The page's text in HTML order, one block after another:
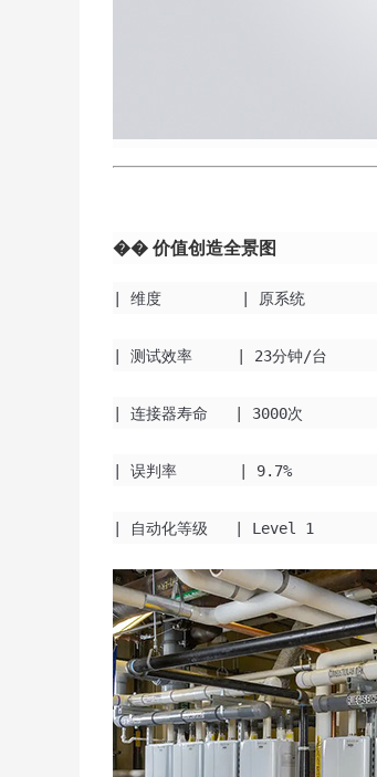
�� 价值创造全景图
| 维度 | 原系
| 测试效率 | 23分钟/
| 连接器寿命 | 3000
| 误判率 | 9.7% |
| 自动化等级 | Level